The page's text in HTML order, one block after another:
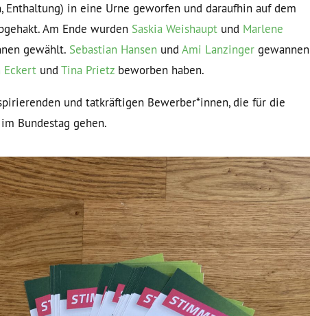
Enthaltung) in eine Urne geworfen und daraufhin auf dem
Am Ende wurden Saskia Weishaupt und Marlene
gewählt. Sebastian Hansen und Ami Lanzinger gewannen
Eckert und Tina Prietz beworben haben.
und tatkräftigen Bewerber*innen, die für die
Bundestag gehen.